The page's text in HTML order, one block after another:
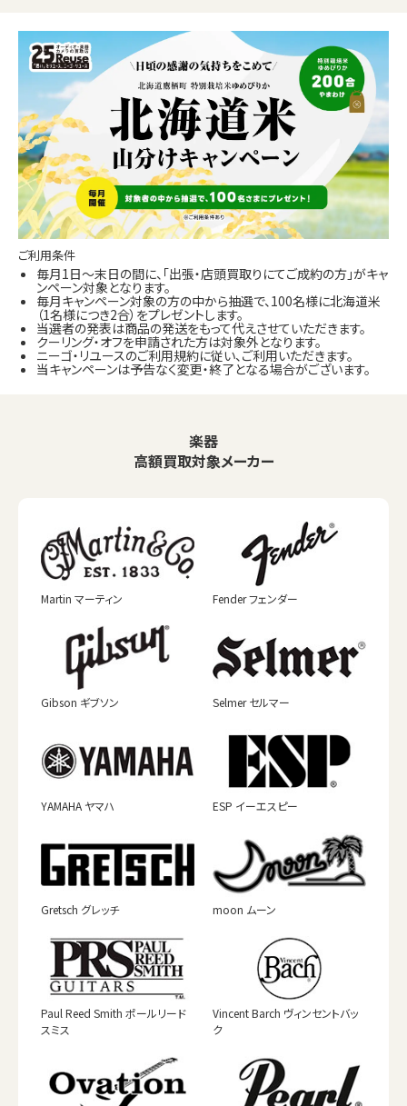
ご利用条件
毎月1日～末日の間に、「出張・店頭買取りにてご成約の方」がキャ
ンペーン対象となります。
毎月キャンペーン対象の方の中から抽選で、100名様に北海道米
（1名様につき2合）をプレゼントします。
当選者の発表は商品の発送をもって代えさせていただきます。
クーリング・オフを申請された方は対象外となります。
ニーゴ・リユースのご利用規約に従い、ご利用いただきます。
当キャンペーンは予告なく変更・終了となる場合がございます。
楽器
高額買取対象メーカー
Martin マーティン Fender フェンダー
Gibson ギブソン Selmer セルマー
YAMAHA ヤマハ ESP イーエスピー
Gretsch グレッチ moon ムーン
Paul Reed Smith ポールリード
スミス
Vincent Barch ヴィンセントバッ
ク